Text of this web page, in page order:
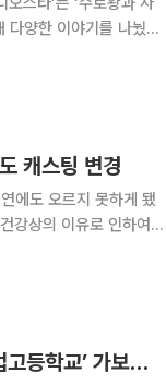
양한 이야기를 나눴다.
캐스팅 변경
에도 오르지 못하게 됐
“높은 취업률 이유 있네”…조선 인재 육성 산실 ‘현대공업고등학교’ 가보니 [유비무환 K-조선]